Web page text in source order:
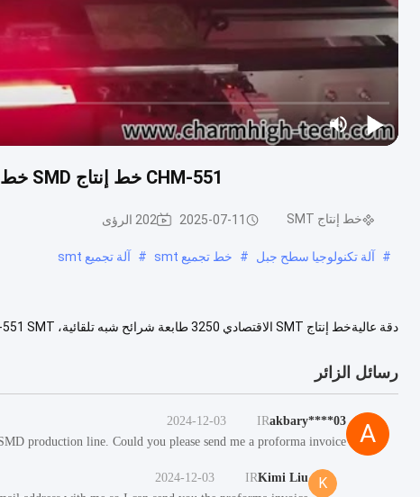
CHM-551 خط إنتاج SMD خط تجميع SMT دقة عالية 4 رؤوس PCB صنع الروبوت
خط إنتاج SMT 2025-07-11 202 الرؤى
# آلة تكنولوجيا سطح جبل # خط تجميع smt # آلة تجميع smt
رسائل الزائر
A
akbary****03
IR
2024-12-03
production line. Could you please send me a proforma invoice?
K
Kimi Liu
IR
2024-12-03